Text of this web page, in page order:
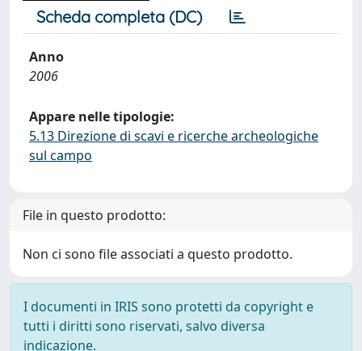
Scheda completa (DC)
Anno
2006
Appare nelle tipologie:
5.13 Direzione di scavi e ricerche archeologiche
sul campo
File in questo prodotto:
Non ci sono file associati a questo prodotto.
I documenti in IRIS sono protetti da copyright e
tutti i diritti sono riservati, salvo diversa
indicazione.